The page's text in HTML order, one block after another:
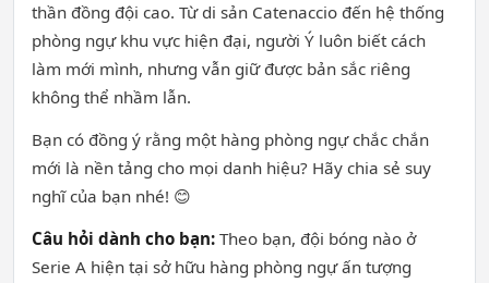
thần đồng đội cao. Từ di sản Catenaccio đến hệ thống
phòng ngự khu vực hiện đại, người Ý luôn biết cách
làm mới mình, nhưng vẫn giữ được bản sắc riêng
không thể nhầm lẫn.
Bạn có đồng ý rằng một hàng phòng ngự chắc chắn
mới là nền tảng cho mọi danh hiệu? Hãy chia sẻ suy
nghĩ của bạn nhé! 😊
Câu hỏi dành cho bạn: Theo bạn, đội bóng nào ở
Serie A hiện tại sở hữu hàng phòng ngự ấn tượng